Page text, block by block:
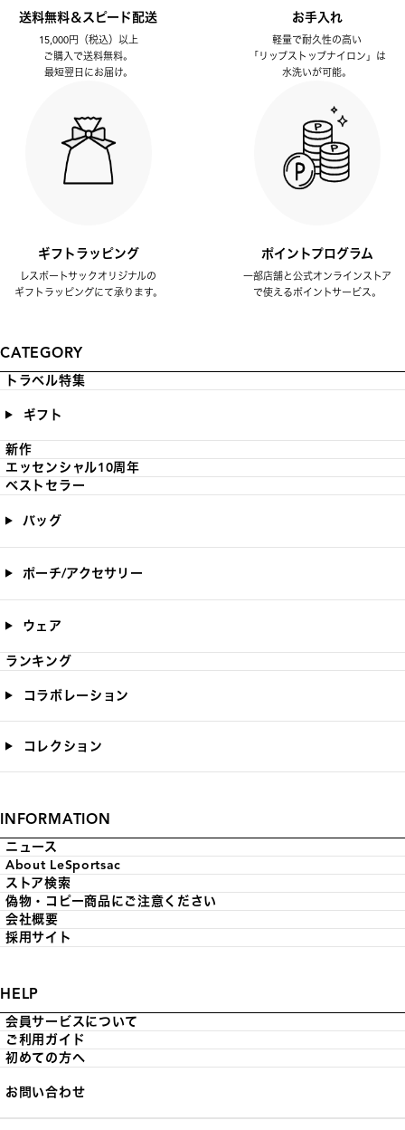
送料無料＆スピード配送
15,000円（税込）以上
ご購入で送料無料。
最短翌日にお届け。
お手入れ
軽量で耐久性の高い
「リップストップナイロン」は
水洗いが可能。
ギフトラッピング
レスポートサックオリジナルの
ギフトラッピングにて承ります。
ポイントプログラム
一部店舗と公式オンラインストア
で使えるポイントサービス。
CATEGORY
トラベル特集
ギフト
新作
エッセンシャル10周年
ベストセラー
バッグ
ポーチ/アクセサリー
ウェア
ランキング
コラボレーション
コレクション
INFORMATION
ニュース
About LeSportsac
ストア検索
偽物・コピー商品にご注意ください
会社概要
採用サイト
HELP
会員サービスについて
ご利用ガイド
初めての方へ
お問い合わせ